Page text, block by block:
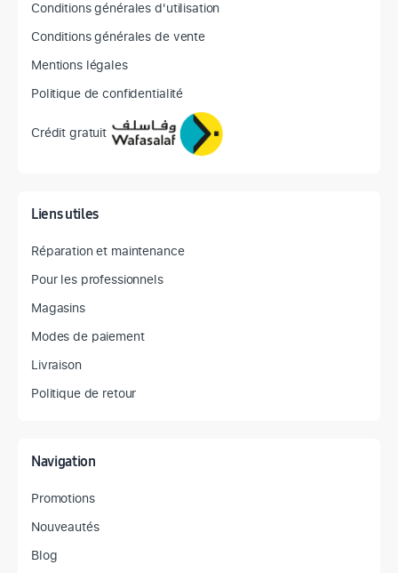
Conditions générales d'utilisation
Conditions générales de vente
Mentions légales
Politique de confidentialité
Crédit gratuit
Liens utiles
Réparation et maintenance
Pour les professionnels
Magasins
Modes de paiement
Livraison
Politique de retour
Navigation
Promotions
Nouveautés
Blog